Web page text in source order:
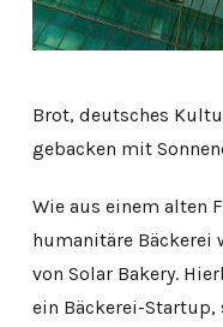
Brot, deutsches
gebacken mit
Wie aus einem alten
humanitäre Bäckerei
von Solar Bakery.
ein Bäckerei-